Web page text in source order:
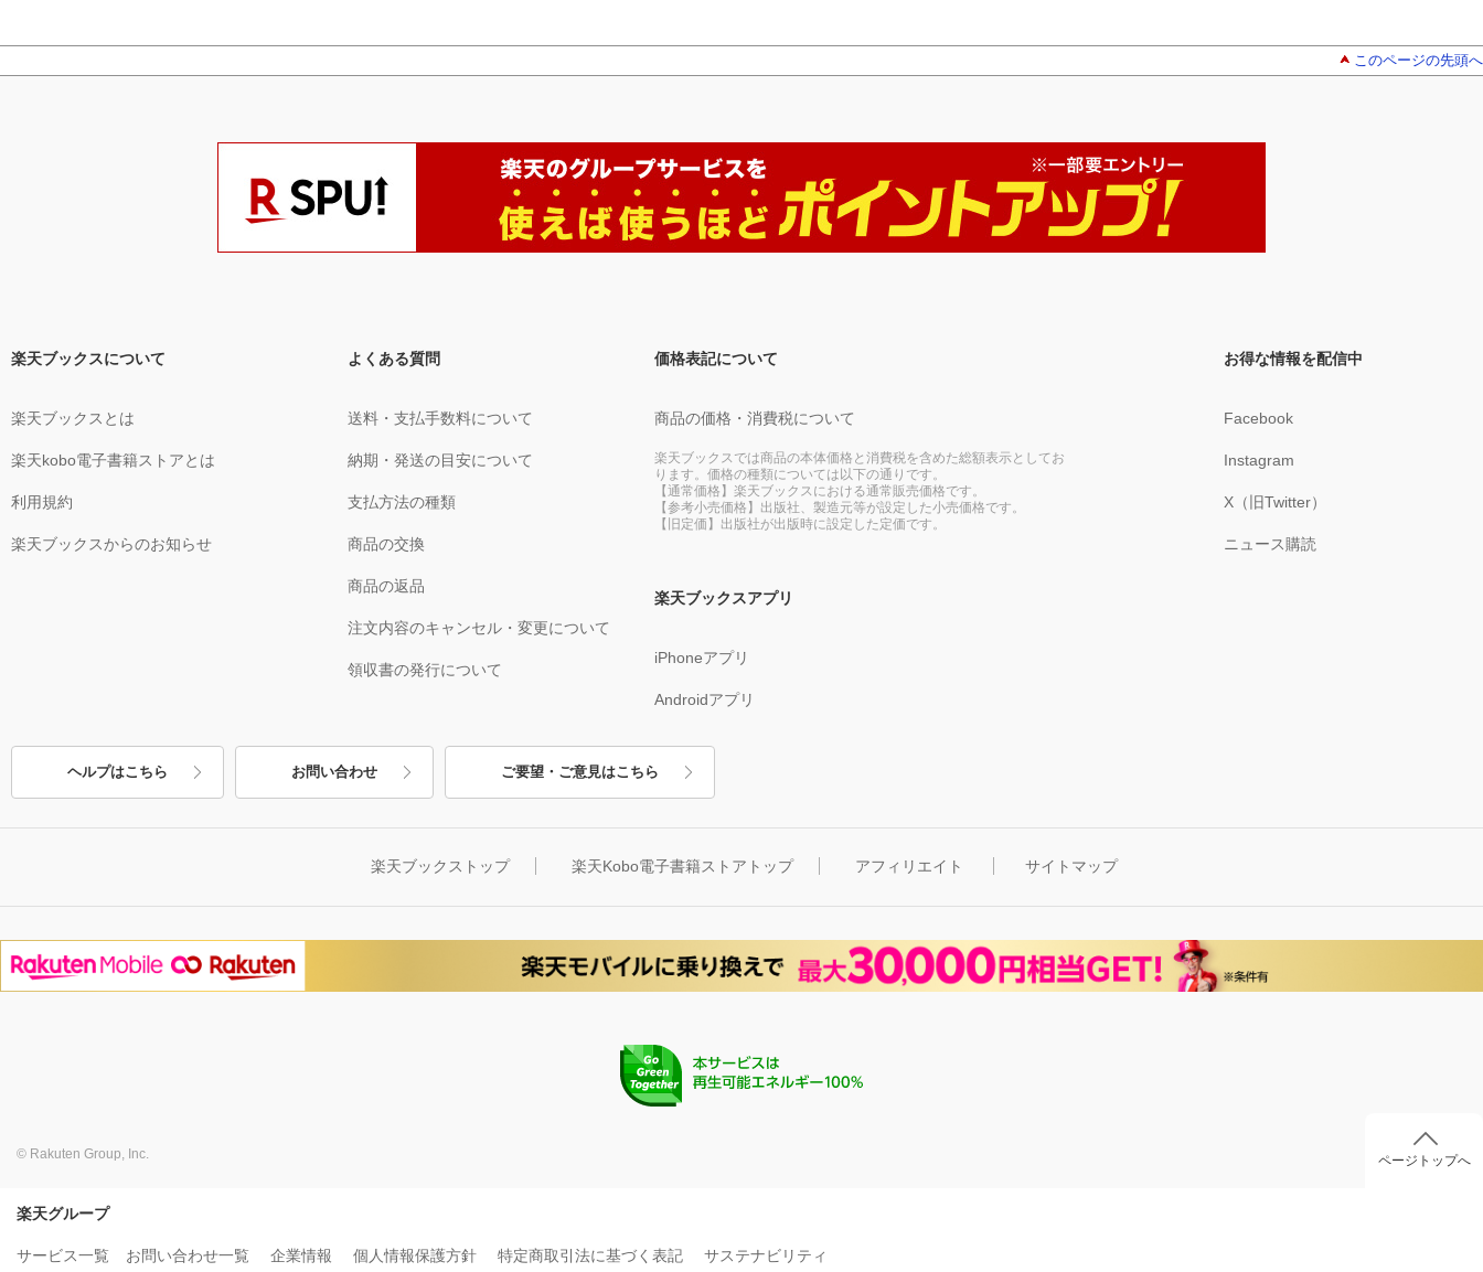
このページの先頭へ
楽天ブックスについて
楽天ブックスとは
楽天kobo電子書籍ストアとは
利用規約
楽天ブックスからのお知らせ
よくある質問
送料・支払手数料について
納期・発送の目安について
支払方法の種類
商品の交換
商品の返品
注文内容のキャンセル・変更について
領収書の発行について
価格表記について
商品の価格・消費税について
楽天ブックスでは商品の本体価格と消費税を含めた総額表示としてお
ります。価格の種類については以下の通りです。
【通常価格】楽天ブックスにおける通常販売価格です。
【参考小売価格】出版社、製造元等が設定した小売価格です。
【旧定価】出版社が出版時に設定した定価です。
楽天ブックスアプリ
iPhoneアプリ
Androidアプリ
お得な情報を配信中
Facebook
Instagram
X（旧Twitter）
ニュース購読
ヘルプはこちら お問い合わせ ご要望・ご意見はこちら
楽天ブックストップ 楽天Kobo電子書籍ストアトップ アフィリエイト サイトマップ
© Rakuten Group, Inc. ページトップへ
楽天グループ
サービス一覧 お問い合わせ一覧 企業情報 個人情報保護方針 特定商取引法に基づく表記 サステナビリティ